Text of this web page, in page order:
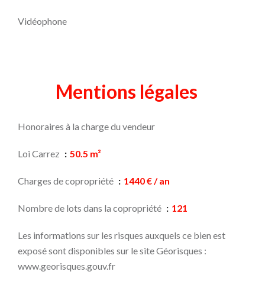
Vidéophone
Mentions légales
Honoraires à la charge du vendeur
Loi Carrez 50.5 m²
Charges de copropriété 1440 € / an
Nombre de lots dans la copropriété 121
Les informations sur les risques auxquels ce bien est
exposé sont disponibles sur le site Géorisques :
www.georisques.gouv.fr